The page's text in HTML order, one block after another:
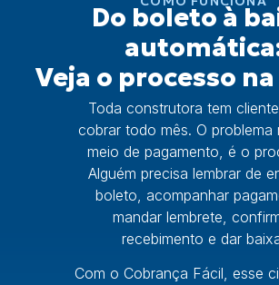
Do boleto à
Veja o processo
Toda construtora tem
cobrar todo mês. O problema
meio de pagamento, é o
Alguém precisa lembrar de
boleto, acompanhar
mandar lembrete,
recebimento e dar
Com o Cobrança Fácil, esse